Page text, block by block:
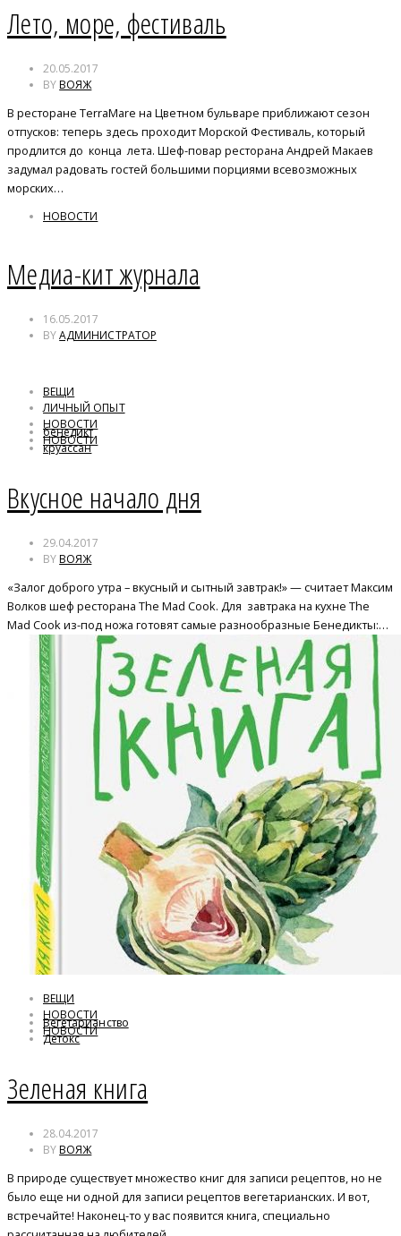
Лето, море, фестиваль
20.05.2017
BYВОЯЖ
В ресторане TerraMare на Цветном бульваре приближают сезон
отпусков: теперь здесь проходит Морской Фестиваль, который
продлится до конца лета. Шеф-повар ресторана Андрей Макаев
задумал радовать гостей большими порциями всевозможных
морских…
НОВОСТИ
Медиа-кит журнала
16.05.2017
BYАДМИНИСТРАТОР
ВЕЩИ
ЛИЧНЫЙ ОПЫТ
НОВОСТИ
НОВОСТИ
бенедикт
круассан
Вкусное начало дня
29.04.2017
BYВОЯЖ
«Залог доброго утра – вкусный и сытный завтрак!» — считает Максим
Волков шеф ресторана The Mad Cook. Для завтрака на кухне The
Mad Cook из-под ножа готовят самые разнообразные Бенедикты:…
ВЕЩИ
НОВОСТИ
НОВОСТИ
Вегетарианство
Детокс
Зеленая книга
28.04.2017
BYВОЯЖ
В природе существует множество книг для записи рецептов, но не
было еще ни одной для записи рецептов вегетарианских. И вот,
встречайте! Наконец-то у вас появится книга, специально